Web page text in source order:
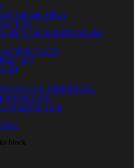
DECORATIVA
LED
FLUORESCENTES-BAJO
Y TUBOS LED
LED
LED
INDIVIDUAL
PROTECCION
block